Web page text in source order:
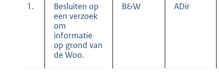
1.
Besluiten op
een verzoek
om
informatie
op grond van
de Woo.
B&W ADir